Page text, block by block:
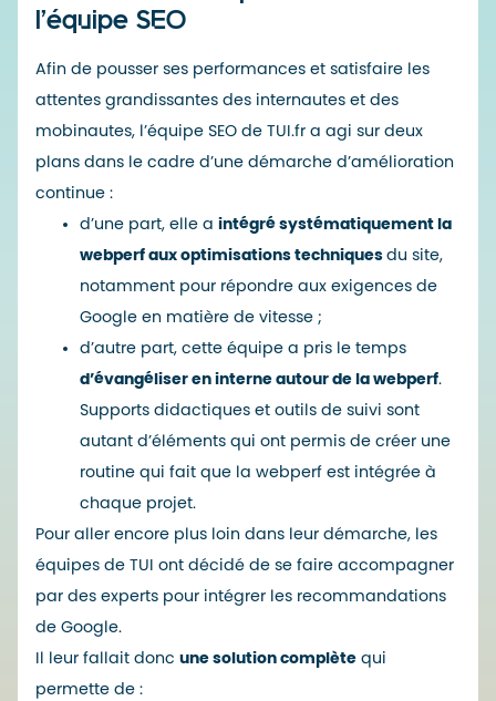
l’équipe SEO
Afin de pousser ses performances et satisfaire les
attentes grandissantes des internautes et des
mobinautes, l’équipe SEO de TUI.fr a agi sur deux
plans dans le cadre d’une démarche d’amélioration
continue :
d’une part, elle a intégré systématiquement la
webperf aux optimisations techniques du site,
notamment pour répondre aux exigences de
Google en matière de vitesse ;
d’autre part, cette équipe a pris le temps
d’évangéliser en interne autour de la webperf.
Supports didactiques et outils de suivi sont
autant d’éléments qui ont permis de créer une
routine qui fait que la webperf est intégrée à
chaque projet.
Pour aller encore plus loin dans leur démarche, les
équipes de TUI ont décidé de se faire accompagner
par des experts pour intégrer les recommandations
de Google.
Il leur fallait donc une solution complète qui
permette de :